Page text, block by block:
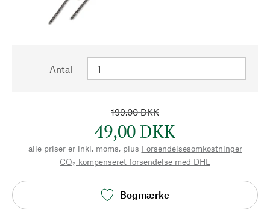
Antal
199,00 DKK
49,00 DKK
alle priser er inkl. moms, plus Forsendelsesomkostninger
CO₂-kompenseret forsendelse med DHL
Bogmærke